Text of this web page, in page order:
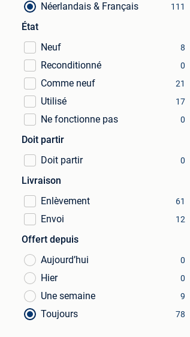
Néerlandais & Français 111
État
Neuf
8
Reconditionné 0
Comme neuf 21
Utilisé 17
Ne fonctionne pas 0
Doit partir
Doit partir
0
Livraison
Enlèvement
61
Envoi 12
Offert depuis
Aujourd’hui
0
Hier 0
Une semaine 9
Toujours 78